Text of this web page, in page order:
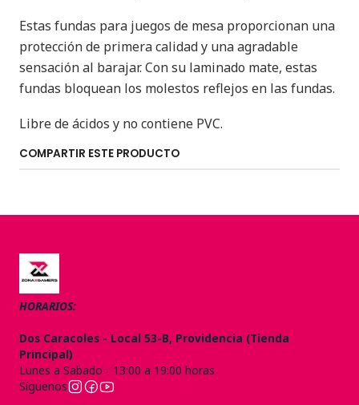
Estas fundas para juegos de mesa proporcionan una
protección de primera calidad y una agradable
sensación al barajar. Con su laminado mate, estas
fundas bloquean los molestos reflejos en las fundas.
Libre de ácidos y no contiene PVC.
COMPARTIR ESTE PRODUCTO
HORARIOS:
Dos Caracoles - Local 53-B, Providencia (Tienda
Principal)
Lunes a Sabado - 13:00 a 19:00 horas
Síguenos